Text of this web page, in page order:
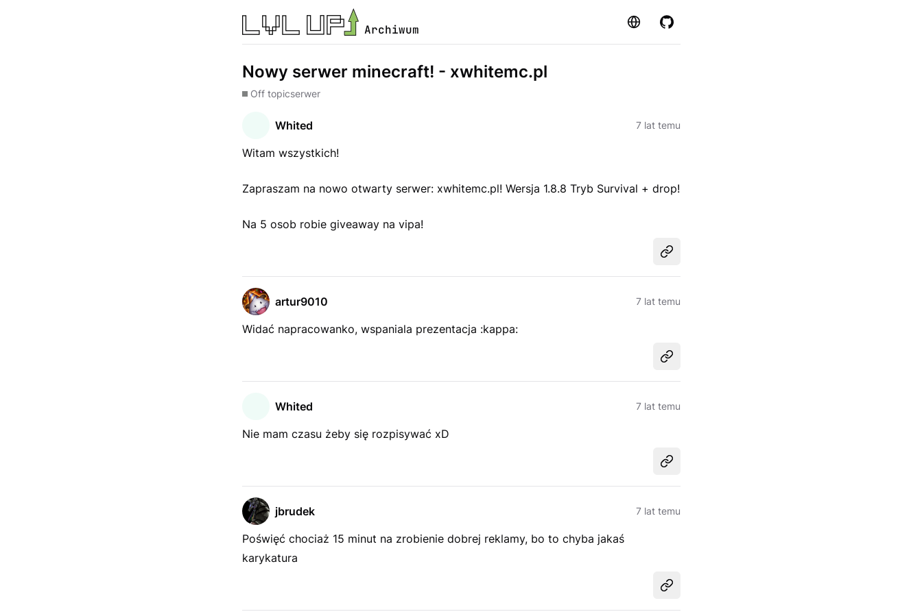
Archiwum Strona GitHub
Nowy serwer minecraft! - xwhitemc.pl
Off topicserwer
Whited 7 lat temu
Witam wszystkich!
Zapraszam na nowo otwarty serwer: xwhitemc.pl! Wersja 1.8.8 Tryb Survival + drop!
Na 5 osob robie giveaway na vipa!
Udostępnij
artur9010 7 lat temu
Widać napracowanko, wspaniala prezentacja :kappa:
Udostępnij
Whited 7 lat temu
Nie mam czasu żeby się rozpisywać xD
Udostępnij
jbrudek 7 lat temu
Poświęć chociaż 15 minut na zrobienie dobrej reklamy, bo to chyba jakaś
karykatura
Udostępnij